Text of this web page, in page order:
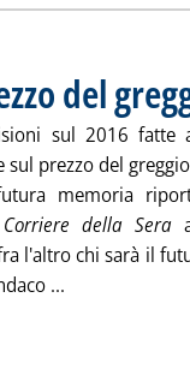
del
sul 2016 fatte
sul prezzo del
memoria
Corriere della Sera
l'altro chi sarà il
...